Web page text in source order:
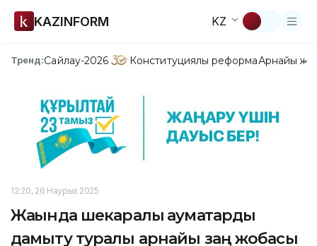
KAZINFORM KZ
Тренд:Сайлау-2026 Конституциялық реформаАрнайы
12:20, 26 Наурыз 2025
Жақында шекаралық аумақтарды
дамыту туралы арнайы заң жобасы